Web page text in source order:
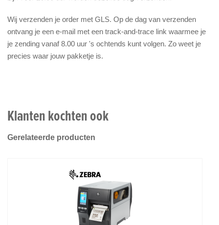
Wij verzenden je order met GLS. Op de dag van verzenden
ontvang je een e-mail met een track-and-trace link waarmee je
je zending vanaf 8.00 uur 's ochtends kunt volgen. Zo weet je
precies waar jouw pakketje is.
Klanten kochten ook
Gerelateerde producten